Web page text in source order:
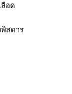
อด
พิสดาร